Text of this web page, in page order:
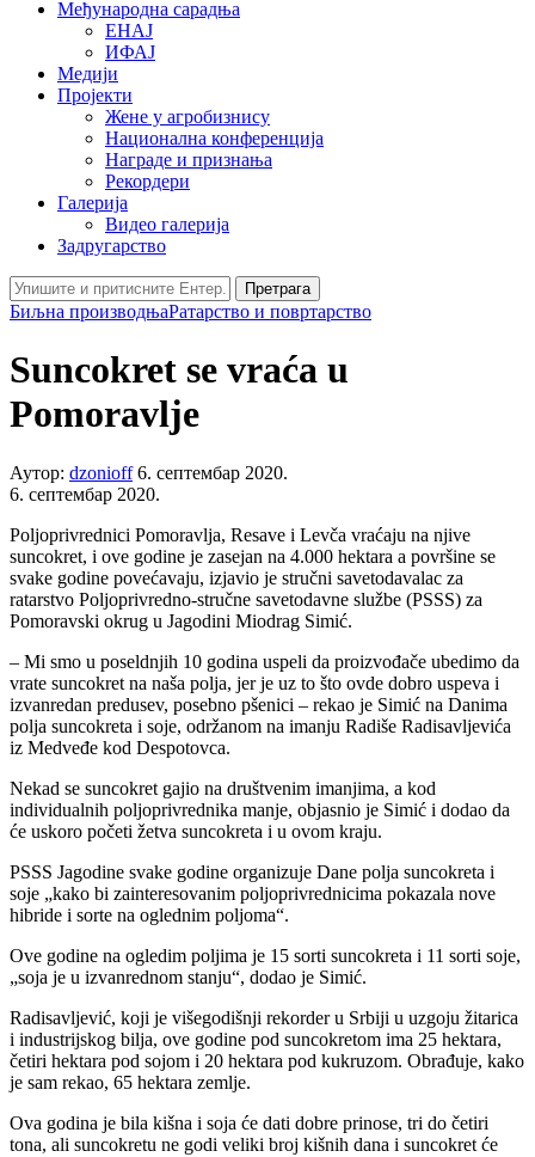
Међународна сарадња
ЕНАЈ
ИФАЈ
Медији
Пројекти
Жене у агробизнису
Национална конференција
Награде и признања
Рекордери
Галерија
Видео галерија
Задругарство
Претрага
Биљна производњаРатарство и повртарство
Suncokret se vraća u
Pomoravlje
Аутор: dzonioff 6. септембар 2020.
6. септембар 2020.
Poljoprivrednici Pomoravlja, Resave i Levča vraćaju na njive
suncokret, i ove godine je zasejan na 4.000 hektara a površine se
svake godine povećavaju, izjavio je stručni savetodavalac za
ratarstvo Poljoprivredno-stručne savetodavne službe (PSSS) za
Pomoravski okrug u Jagodini Miodrag Simić.
– Mi smo u poseldnjih 10 godina uspeli da proizvođače ubedimo da
vrate suncokret na naša polja, jer je uz to što ovde dobro uspeva i
izvanredan predusev, posebno pšenici – rekao je Simić na Danima
polja suncokreta i soje, održanom na imanju Radiše Radisavljevića
iz Medveđe kod Despotovca.
Nekad se suncokret gajio na društvenim imanjima, a kod
individualnih poljoprivrednika manje, objasnio je Simić i dodao da
će uskoro početi žetva suncokreta i u ovom kraju.
PSSS Jagodine svake godine organizuje Dane polja suncokreta i
soje „kako bi zainteresovanim poljoprivrednicima pokazala nove
hibride i sorte na oglednim poljoma“.
Ove godine na ogledim poljima je 15 sorti suncokreta i 11 sorti soje,
„soja je u izvanrednom stanju“, dodao je Simić.
Radisavljević, koji je višegodišnji rekorder u Srbiji u uzgoju žitarica
i industrijskog bilja, ove godine pod suncokretom ima 25 hektara,
četiri hektara pod sojom i 20 hektara pod kukruzom. Obrađuje, kako
je sam rekao, 65 hektara zemlje.
Ova godina je bila kišna i soja će dati dobre prinose, tri do četiri
tona, ali suncokretu ne godi veliki broj kišnih dana i suncokret će